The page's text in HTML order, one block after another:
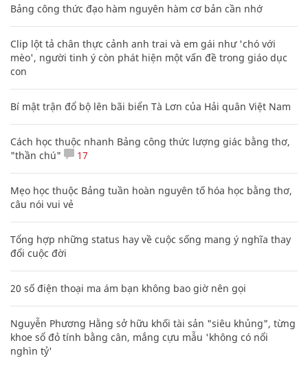
Bảng công thức đạo hàm nguyên hàm cơ bản cần nhớ
Clip lột tả chân thực cảnh anh trai và em gái như 'chó với
mèo', người tinh ý còn phát hiện một vấn đề trong giáo dục
con
Bí mật trận đổ bộ lên bãi biển Tà Lơn của Hải quân Việt Nam
Cách học thuộc nhanh Bảng công thức lượng giác bằng thơ,
"thần chú"
17
Mẹo học thuộc Bảng tuần hoàn nguyên tố hóa học bằng thơ,
câu nói vui vẻ
Tổng hợp những status hay về cuộc sống mang ý nghĩa thay
đổi cuộc đời
20 số điện thoại ma ám bạn không bao giờ nên gọi
Nguyễn Phương Hằng sở hữu khối tài sản "siêu khủng", từng
khoe sổ đỏ tính bằng cân, mắng cựu mẫu 'không có nổi
nghìn tỷ'